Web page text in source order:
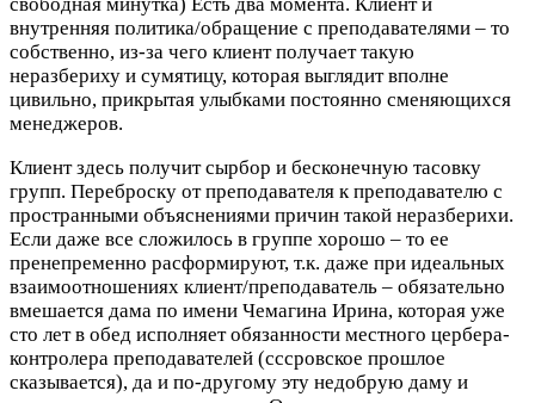
внутренняя политика/обращение с преподавателями – то
собственно, из-за чего клиент получает такую
неразбериху и сумятицу, которая выглядит вполне
цивильно, прикрытая улыбками постоянно сменяющихся
менеджеров.
Клиент здесь получит сырбор и бесконечную тасовку
групп. Переброску от преподавателя к преподавателю с
пространными объяснениями причин такой неразберихи.
Если даже все сложилось в группе хорошо – то ее
пренепременно расформируют, т.к. даже при идеальных
взаимоотношениях клиент/преподаватель – обязательно
вмешается дама по имени Чемагина Ирина, которая уже
сто лет в обед исполняет обязанности местного цербера-
контролера преподавателей (сссровское прошлое
сказывается), да и по-другому эту недобрую даму и